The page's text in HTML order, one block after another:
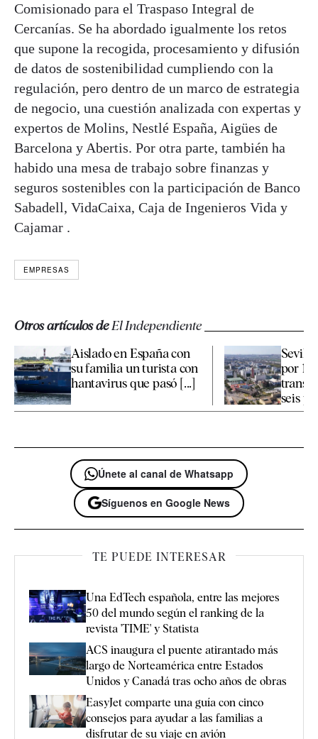
Comisionado para el Traspaso Integral de
Cercanías. Se ha abordado igualmente los retos
que supone la recogida, procesamiento y difusión
de datos de sostenibilidad cumpliendo con la
regulación, pero dentro de un marco de estrategia
de negocio, una cuestión analizada con expertas y
expertos de Molins, Nestlé España, Aigües de
Barcelona y Abertis. Por otra parte, también ha
habido una mesa de trabajo sobre finanzas y
seguros sostenibles con la participación de Banco
Sabadell, VidaCaixa, Caja de Ingenieros Vida y
Cajamar .
EMPRESAS
Otros artículos deEl Independiente
Aislado en España con
su familia un turista con
hantavirus que pasó [...]
por
seis
Únete al canal de Whatsapp
Síguenos en Google News
TE PUEDE INTERESAR
Una EdTech española, entre las mejores
50 del mundo según el ranking de la
revista 'TIME' y Statista
ACS inaugura el puente atirantado más
largo de Norteamérica entre Estados
Unidos y Canadá tras ocho años de obras
EasyJet comparte una guía con cinco
consejos para ayudar a las familias a
disfrutar de su viaje en avión